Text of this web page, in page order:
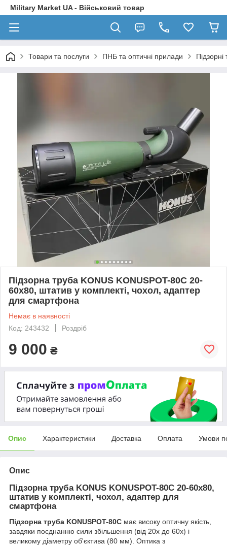
Military Market UA - Військовий товар
Товари та послуги ПНБ та оптичні прилади Підзорні
Підзорна труба KONUS KONUSPOT-80C 20-
60x80, штатив у комплекті, чохол, адаптер
для смартфона
Немає в наявності
Код: 243432
Роздріб
9 000 ₴
Опис Характеристики Доставка Оплата Умови
Опис
Підзорна труба KONUS KONUSPOT-80C 20-60x80,
штатив у комплекті, чохол, адаптер для
смартфона
Підзорна труба KONUSPOT-80C має високу оптичну якість,
завдяки поєднанню сили збільшення (від 20х до 60х) і
великому діаметру об'єктива (80 мм). Оптика з